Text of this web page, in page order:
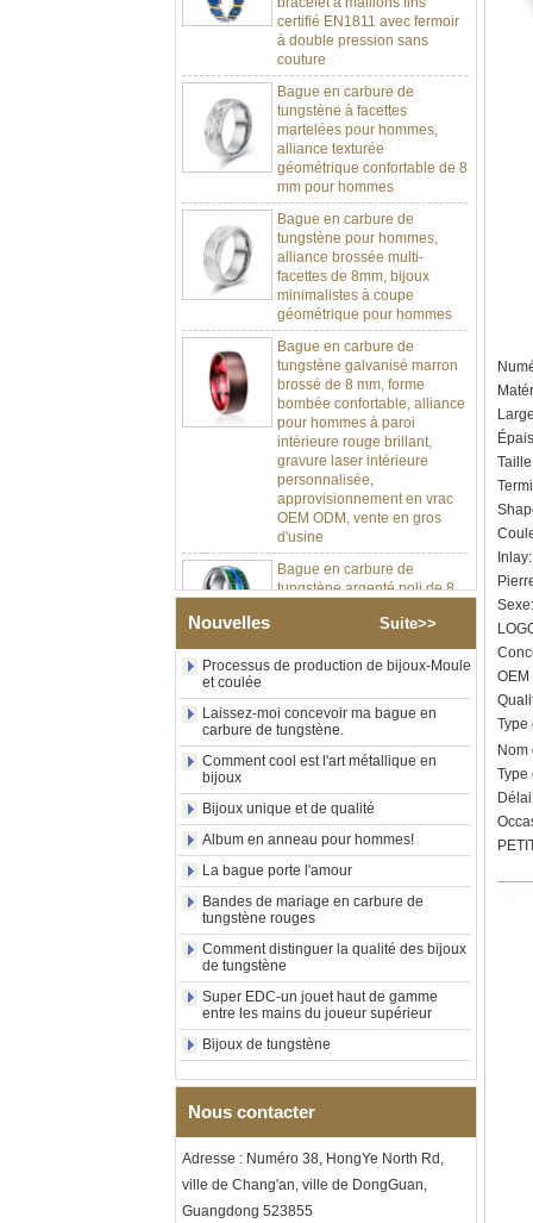
à double pression sans
couture
Bague en carbure de
tungstène à facettes
martelées pour hommes,
alliance texturée
géométrique confortable de 8
mm pour hommes
Bague en carbure de
tungstène pour hommes,
alliance brossée multi-
facettes de 8mm, bijoux
minimalistes à coupe
géométrique pour hommes
Bague en carbure de
tungstène galvanisé marron
brossé de 8 mm, forme
bombée confortable, alliance
pour hommes à paroi
intérieure rouge brillant,
gravure laser intérieure
personnalisée,
approvisionnement en vrac
OEM ODM, vente en gros
d'usine
Bague en carbure de
tungstène argenté poli de 8
mm, incrustation centrale
d'opale bleue écrasée avec
bande de malachite
hommes, gravure laser
intérieure personnalisée,
approvisionnement en vrac
OEM ODM, vente en gros
d'usin
Bague en carbure de
carrée polie noire,
incrustation en bois avec
motif croisé en coquille
d'ormeau, bague de
hommes, gravure intérieure
personnalisée,
approvisionnement en vrac
OEM ODM, vente en
Bague en carbure de
tungstène plaqué or rose de
8 mm, corde de guitare rouge
et incrustation d'opale
écrasée, alliance pour
hommes sur le thème de la
musique, gravure laser
intérieure personnalisée,
approvisionnement en vrac
OEM ODM, vente en gros d'
Bracelet à maillons I en acier
inoxydable 304 en
Nouvelles Suite>>
Processus de production de bijoux-Moule
et coulée
Laissez-moi concevoir ma bague en
carbure de tungstène.
Comment cool est l'art métallique en
bijoux
Bijoux unique et de qualité
Album en anneau pour hommes!
La bague porte l'amour
Bandes de mariage en carbure de
tungstène rouges
Comment distinguer la qualité des bijoux
de tungstène
Super EDC-un jouet haut de gamme
entre les mains du joueur supérieur
Bijoux de tungstène
Nous contacter
Adresse : Numéro 38, HongYe North Rd,
ville de Chang'an, ville de DongGuan,
Guangdong 523855
Type
Type